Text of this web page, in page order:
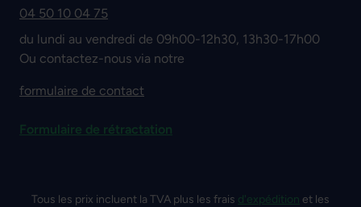
04 50 10 04 75
du lundi au vendredi de 09h00-12h30, 13h30-17h00
Ou contactez-nous via notre
formulaire de contact
Formulaire de rétractation
Tous les prix incluent la TVA plus les frais d'expédition et les